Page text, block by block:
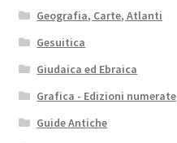
Geografia, Carte, Atlanti
Gesuitica
Giudaica ed Ebraica
Grafica - Edizioni numerate
Guide Antiche